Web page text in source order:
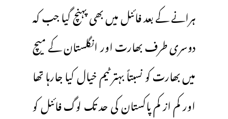
ہرانے کے بعد فائنل میں بھی پہنچ گیا جب کہ
دوسری طرف بھارت اور انگلستان کے میچ
میں بھارت کو نسبتاً بہتر ٹیم خیال کیا جارہا تھا
اور کم از کم پاکستان کی حد تک لوگ فائنل کو